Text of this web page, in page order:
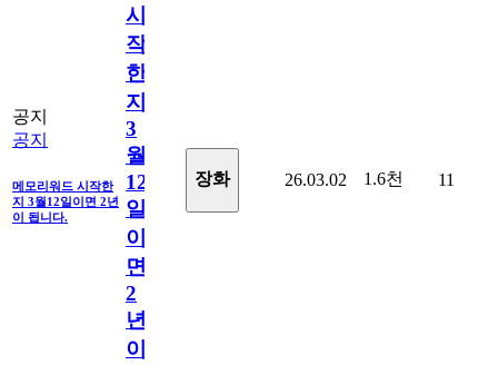
공지
공지
메모리워드 시작한
지 3월12일이면 2년
이 됩니다.
시
작
한
지
3
월
12
일
이
면
2
년
이
장화 26.03.02 1.6천 11